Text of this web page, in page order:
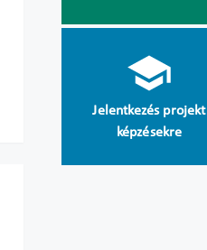
Jelentkezés projekt
képzésekre